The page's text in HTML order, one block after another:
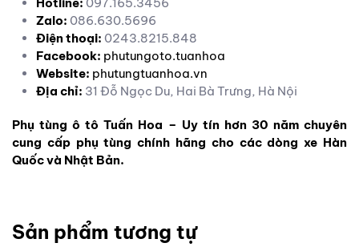
Zalo: 086.630.5696
Điện thoại: 0243.8215.848
Facebook: phutungoto.tuanhoa
Website: phutungtuanhoa.vn
Địa chỉ: 31 Đỗ Ngọc Du, Hai Bà Trưng, Hà Nội
Phụ tùng ô tô Tuấn Hoa – Uy tín hơn 30 năm chuyên
cung cấp phụ tùng chính hãng cho các dòng xe Hàn
Quốc và Nhật Bản.
Sản phẩm tương tự